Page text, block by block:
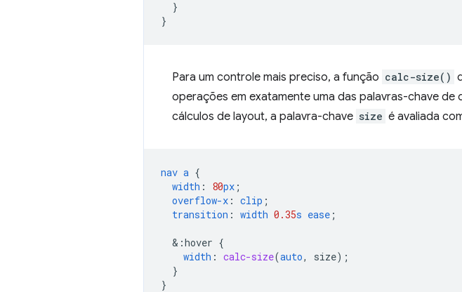
}
}
Para um controle mais preciso, a função calc-size()
operações em exatamente uma das palavras-chave
cálculos de layout, a palavra-chave size é avaliada
nav a {
width : 80px ;
overflow-x : clip ;
transition : width 0.35s ease ;
& :hover {
width : calc-size(auto, size);
}
}